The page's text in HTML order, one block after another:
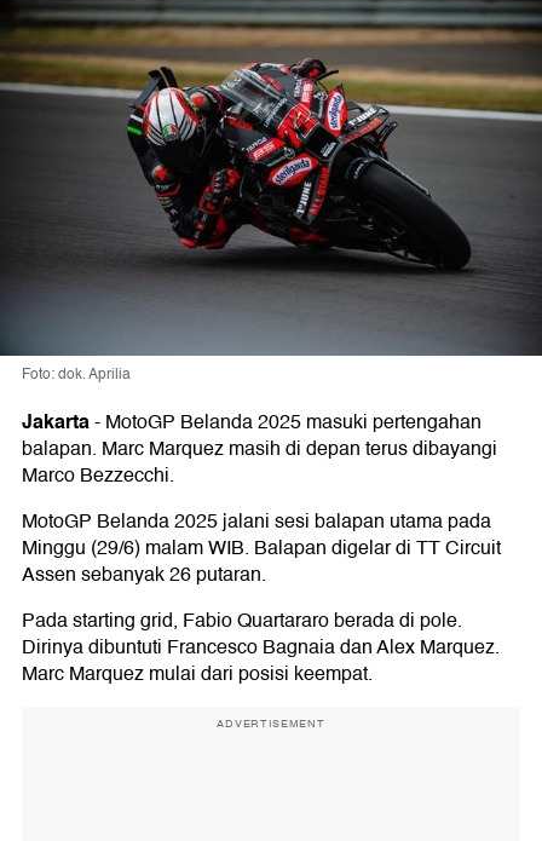
Foto: dok. Aprilia
Jakarta-MotoGP Belanda 2025 masuki pertengahan
balapan. Marc Marquez masih di depan terus dibayangi
Marco Bezzecchi.
MotoGP Belanda 2025 jalani sesi balapan utama pada
Minggu (29/6) malam WIB. Balapan digelar di TT Circuit
Assen sebanyak 26 putaran.
Pada starting grid, Fabio Quartararo berada di pole.
Dirinya dibuntuti Francesco Bagnaia dan Alex Marquez.
Marc Marquez mulai dari posisi keempat.
ADVERTISEMENT